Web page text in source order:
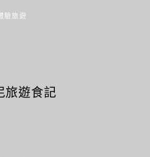
驗旅遊